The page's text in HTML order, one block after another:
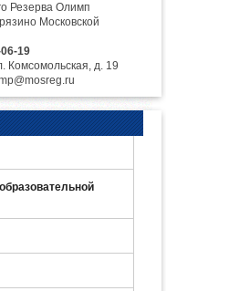
Резерва Олимп
Московской
19
Комсомольская, д. 19